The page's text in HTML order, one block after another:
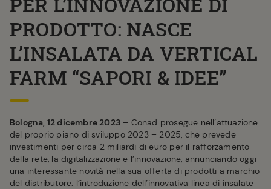
PRODOTTO: NASCE
L’INSALATA DA VERTICAL
FARM “SAPORI & IDEE”
Bologna, 12 dicembre 2023 – Conad prosegue nell’attuazione
del proprio piano di sviluppo 2023 – 2025, che prevede
investimenti per circa 2 miliardi di euro per il rafforzamento
della rete, la digitalizzazione e l’innovazione, annunciando oggi
una interessante novità nella sua offerta di prodotti a marchio
del distributore: l’introduzione dell’innovativa linea di insalate